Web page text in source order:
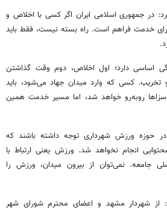
در جمهوری اسلامی ایران اگر کسی با اخلاص و
خدمت فراهم است. راه بسته نیست، فقط باید
اساسی دارد؛ اول اخلاص، دوم وقت گذاشتن
کسی که وارد میدان جهاد می‌شود، باید
روبه‌رو خواهد شد، اما مسیر خدمت همین
در حوزه ورزش شهرداری توجه داشته باشند که
انجام نخواهد شد. ورزش یعنی ارتباط با
جامعه. نمی‌توان از بیرون میدان، ورزش را
از شهردار مشهد و اعضای محترم شورای شهر